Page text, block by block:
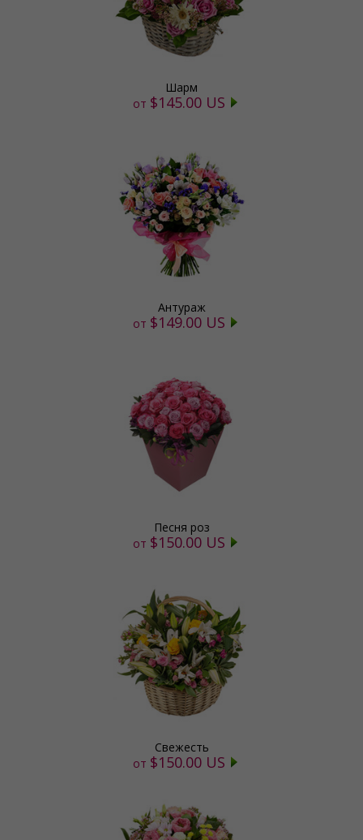
Шарм
от $145.00 US
Антураж
от $149.00 US
Песня роз
от $150.00 US
Свежесть
от $150.00 US